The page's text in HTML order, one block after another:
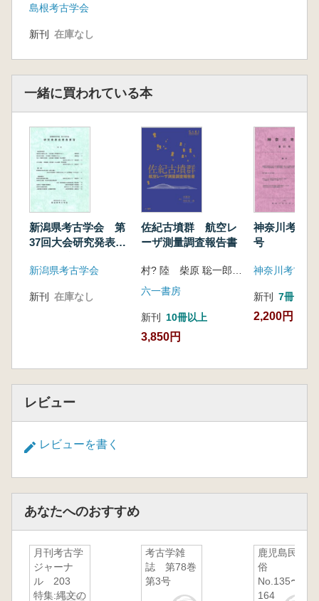
島根考古学会
新刊 在庫なし
一緒に買われている本
新潟県考古学会 第
37回大会研究発表会
新潟県考古学会
新刊 在庫なし
佐紀古墳群 航空レ
ーザ測量調査報告書
六一書房
新刊 10冊以上
3,850円
神奈川考古
号
神奈川考古同
新刊 7冊
2,200円
レビュー
レビューを書く
あなたへのおすすめ
月刊考古学
ジャーナ
ル 203
特集:縄文の
考古学雑
誌 第78巻
第3号
鹿児島民
俗
No.135〜
164